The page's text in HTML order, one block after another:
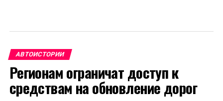
АВТОИСТОРИИ
Регионам ограничат доступ к
средствам на обновление дорог